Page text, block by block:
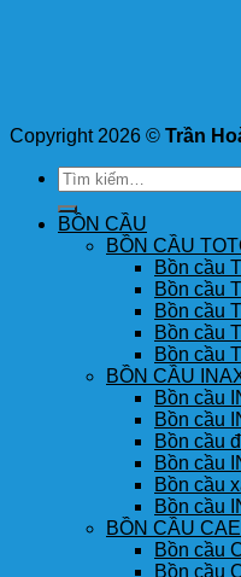
Copyright 2026 © Trần
Tìm
kiếm:
BỒN CẦU
BỒN CẦU
Bồn cầu
Bồn cầu
Bồn cầu
Bồn cầu
Bồn cầu
BỒN CẦU
Bồn cầu
Bồn cầu
Bồn cầu
Bồn cầu
Bồn cầu
Bồn cầu
BỒN CẦU
Bồn cầu
Bồn cầu